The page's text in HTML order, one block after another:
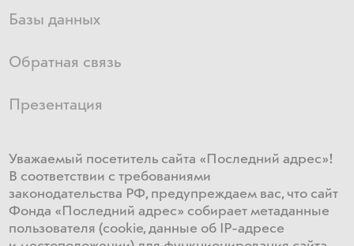
Базы данных
Обратная связь
Презентация
Уважаемый посетитель сайта «Последний адрес»!
В соответствии с требованиями
законодательства РФ, предупреждаем вас, что сайт
Фонда «Последний адрес» собирает метаданные
пользователя (cookie, данные об IP-адресе